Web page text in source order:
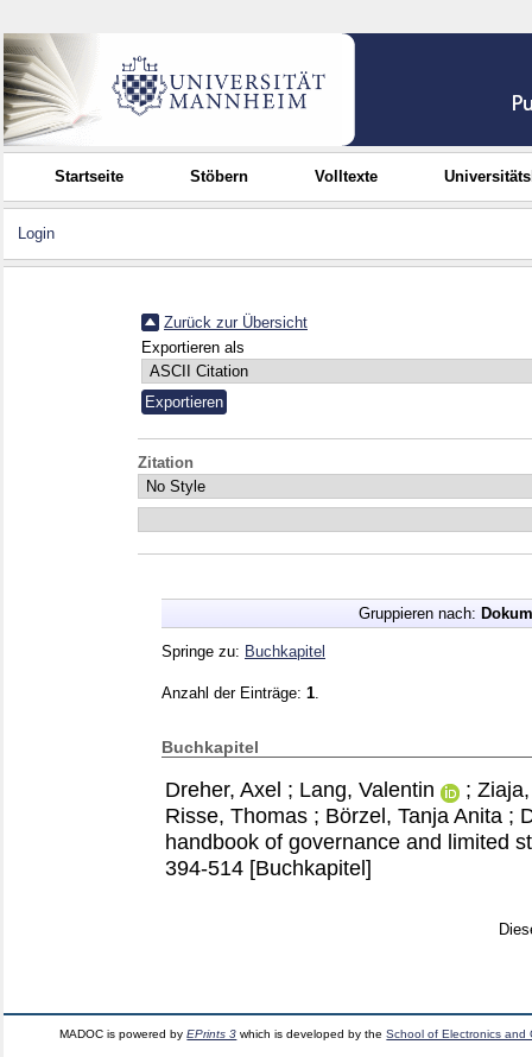
Startseite Stöbern Volltexte
Login
Zurück zur Übersicht
Exportieren als
Zitation
Gruppieren nach:
Springe zu: Buchkapitel
Anzahl der Einträge: 1
Buchkapitel
Dreher, Axel ; Lang, Valentin ;
Risse, Thomas ; Börzel, Tanja Anita ;
handbook of governance and limited
394-514 [Buchkapitel]
MADOC is powered byEPrints 3 which is developed by theSchool of Electronics and